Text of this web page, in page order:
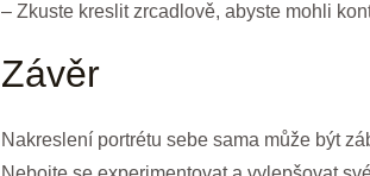
– Zkuste kreslit zrcadlově, abyste mohli
Závěr
Nakreslení portrétu sebe sama může být